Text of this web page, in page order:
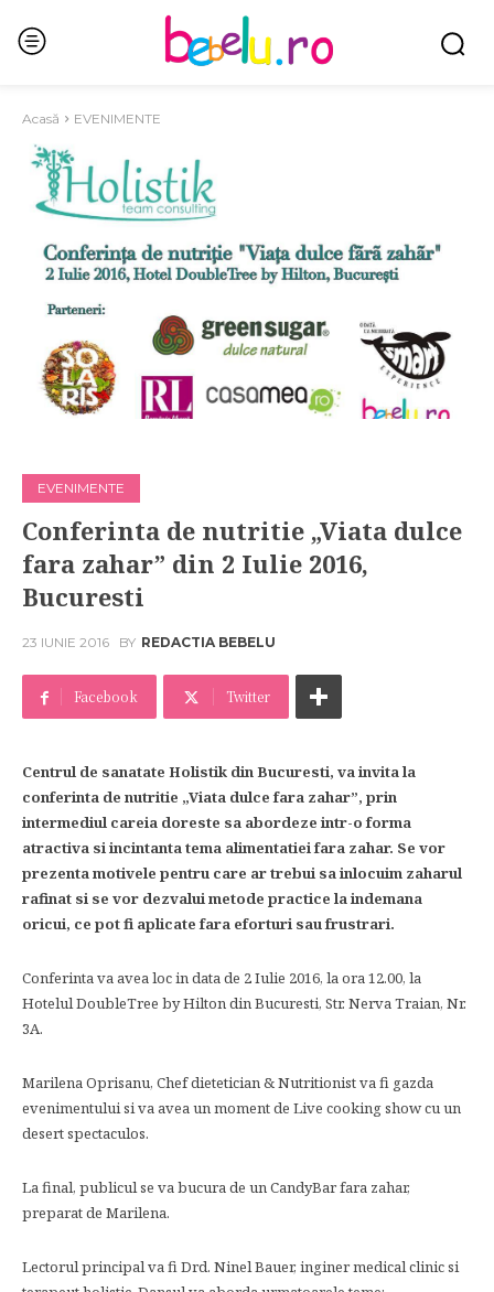
Acasă EVENIMENTE
EVENIMENTE
Conferinta de nutritie „Viata dulce
fara zahar” din 2 Iulie 2016,
Bucuresti
23 IUNIE 2016 BY REDACTIA BEBELU
Facebook Twitter
Centrul de sanatate Holistik din Bucuresti, va invita la
conferinta de nutritie „Viata dulce fara zahar”, prin
intermediul careia doreste sa abordeze intr-o forma
atractiva si incintanta tema alimentatiei fara zahar. Se vor
prezenta motivele pentru care ar trebui sa inlocuim zaharul
rafinat si se vor dezvalui metode practice la indemana
oricui, ce pot fi aplicate fara eforturi sau frustrari.
Conferinta va avea loc in data de 2 Iulie 2016, la ora 12.00, la
Hotelul DoubleTree by Hilton din Bucuresti, Str. Nerva Traian, Nr.
3A.
Marilena Oprisanu, Chef dietetician & Nutritionist va fi gazda
evenimentului si va avea un moment de Live cooking show cu un
desert spectaculos.
La final, publicul se va bucura de un CandyBar fara zahar,
preparat de Marilena.
Lectorul principal va fi Drd. Ninel Bauer, inginer medical clinic si